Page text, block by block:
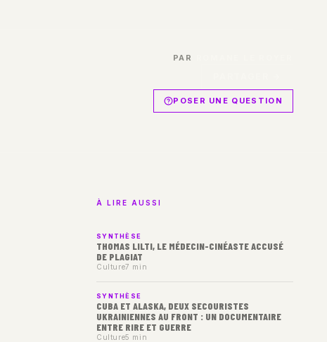
PAR
POSER UNE QUESTION
À LIRE AUSSI
SYNTHÈSE
THOMAS LILTI, LE MÉDECIN-CINÉASTE ACCUSÉ
DE PLAGIAT
Culture7 min
SYNTHÈSE
CUBA ET ALASKA, DEUX SECOURISTES
UKRAINIENNES AU FRONT : UN DOCUMENTAIRE
ENTRE RIRE ET GUERRE
Culture5 min